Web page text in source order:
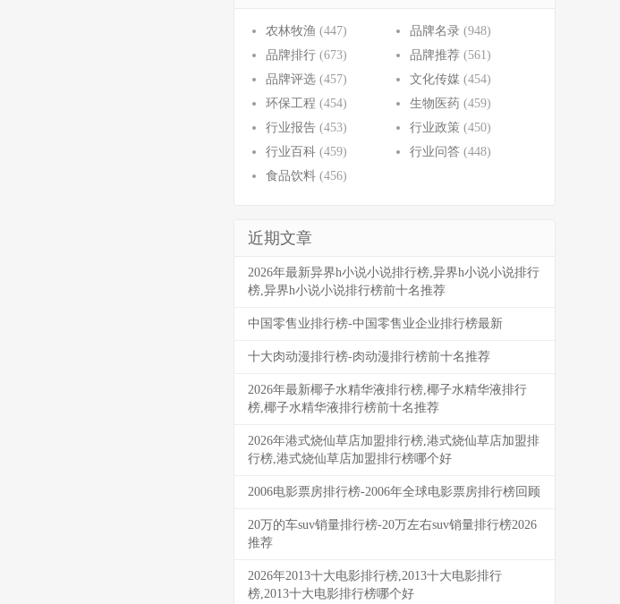
农林牧渔 (447) 品牌名录 (948)
品牌排行 (673) 品牌推荐 (561)
品牌评选 (457) 文化传媒 (454)
环保工程 (454) 生物医药 (459)
行业报告 (453) 行业政策 (450)
行业百科 (459) 行业问答 (448)
食品饮料 (456)
近期文章
2026年最新异界h小说小说排行榜,异界h小说小说排行
榜,异界h小说小说排行榜前十名推荐
中国零售业排行榜-中国零售业企业排行榜最新
十大肉动漫排行榜-肉动漫排行榜前十名推荐
2026年最新椰子水精华液排行榜,椰子水精华液排行
榜,椰子水精华液排行榜前十名推荐
2026年港式烧仙草店加盟排行榜,港式烧仙草店加盟排
行榜,港式烧仙草店加盟排行榜哪个好
2006电影票房排行榜-2006年全球电影票房排行榜回顾
20万的车suv销量排行榜-20万左右suv销量排行榜2026
推荐
2026年2013十大电影排行榜,2013十大电影排行
榜,2013十大电影排行榜哪个好